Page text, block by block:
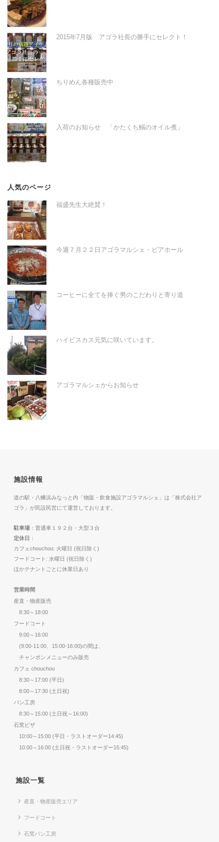
2015年7月版 アゴラ社長の勝手にセレクト！
ちりめん各種販売中
入荷のお知らせ 「かたくち鰯のオイル煮」
人気のページ
福盛先生大絶賛！
今週７月２２日アゴラマルシェ・ビアホール
コーヒーに全てを捧ぐ男のこだわりと寄り道
ハイビスカス元気に咲いています。
アゴラマルシェからお知らせ
施設情報
道の駅・八幡浜みなっと内「物販・飲食施設アゴラマルシェ」は「株式会社ア
ゴラ」が民設民営にて運営しております。
駐車場 ：普通車１９２台・大型３台
定休日 ：
カフェchouchou: 火曜日 (祝日除く)
フードコート: 水曜日 (祝日除く)
ほかテナントごとに休業日あり
営業時間
産直・物産販売
8:30～18:00
フードコート
9:00～16:00
(9:00-11:00、15:00-16:00)の間は、
チャンポンメニューのみ販売
カフェ chouchou
8:30～17:00 (平日)
8:00～17:30 (土日祝)
パン工房
8:30～15:00 (土日祝～16:00)
石窯ピザ
10:00～15:00 (平日・ラストオーダー14:45)
10:00～16:00 (土日祝・ラストオーダー15:45)
施設一覧
産直・物産販売エリア
フードコート
石窯パン工房